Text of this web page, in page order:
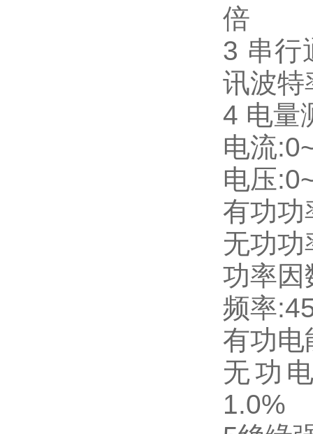
倍
3 串行
讯波特
4 电量
电流
电压
有功功
无功
功率因
频率
有功电
无功
1.0%